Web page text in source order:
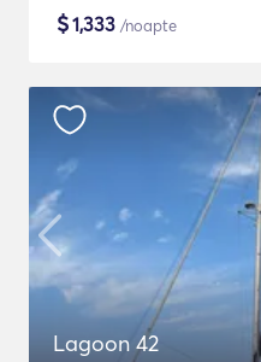
$1,333 /noapte
Lagoon 42